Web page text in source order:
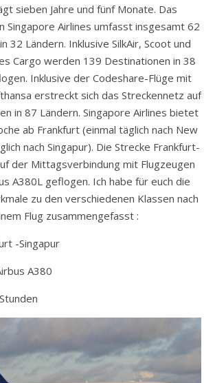
sieben Jahre und fünf Monate. Das
Singapore Airlines umfasst insgesamt 62
32 Ländern. Inklusive SilkAir, Scoot und
Cargo werden 139 Destinationen in 38
Inklusive der Codeshare-Flüge mit
erstreckt sich das Streckennetz auf
in 87 Ländern. Singapore Airlines bietet
ab Frankfurt (einmal täglich nach New
nach Singapur). Die Strecke Frankfurt-
der Mittagsverbindung mit Flugzeugen
A380L geflogen. Ich habe für euch die
zu den verschiedenen Klassen nach
Flug zusammengefasst :
-Singapur
A380